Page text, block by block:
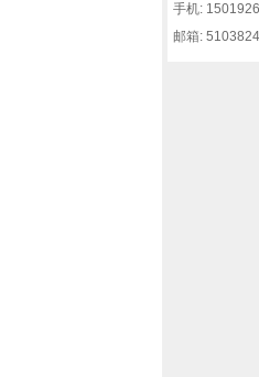
手机:
邮箱: